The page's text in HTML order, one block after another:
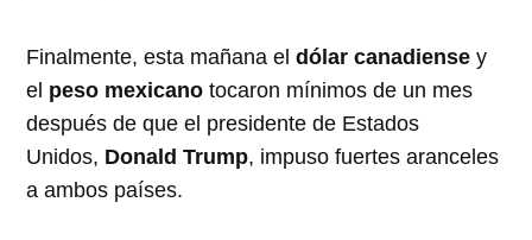
Finalmente, esta mañana eldólar canadiense y
el peso mexicano tocaron mínimos de un mes
después de que el presidente de Estados
Unidos, Donald Trump, impuso fuertes aranceles
a ambos países.